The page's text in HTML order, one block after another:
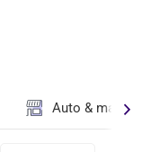
Auto &